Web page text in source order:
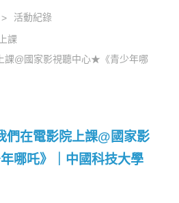
活動紀錄
課
課@國家影視聽中心★《青少年哪
們在電影院上課@國家影
哪吒》｜中國科技大學